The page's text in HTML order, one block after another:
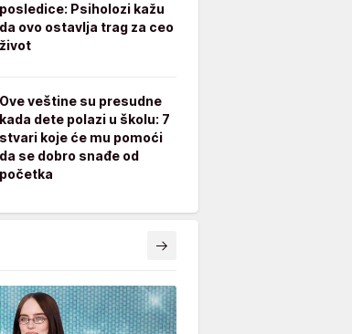
posledice: Psiholozi kažu
da ovo ostavlja trag za ceo
život
Ove veštine su presudne
kada dete polazi u školu: 7
stvari koje će mu pomoći
da se dobro snađe od
početka